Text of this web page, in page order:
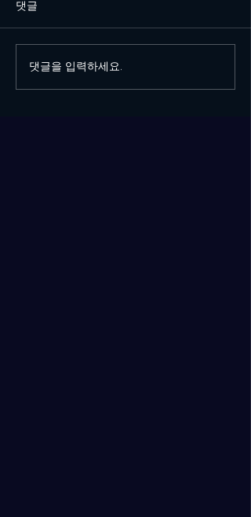
건대호빠 규빈실장
댓글
댓글을 입력하세요.